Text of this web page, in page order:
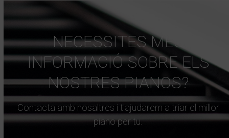
NECESSITES MÉS
INFORMACIÓ SOBRE ELS
NOSTRES PIANOS?
Contacta amb nosaltres i t'ajudarem a triar el millor
piano per tu.